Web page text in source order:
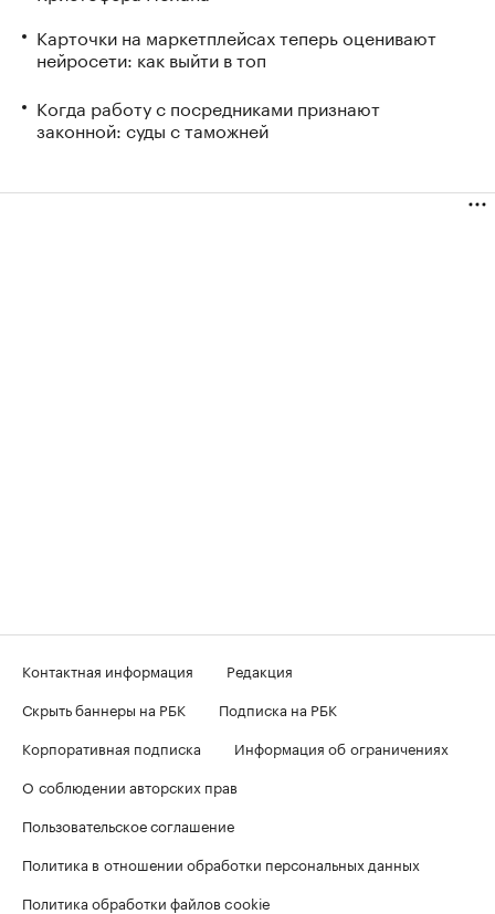
Карточки на маркетплейсах теперь оценивают
нейросети: как выйти в топ
Когда работу с посредниками признают
законной: суды с таможней
Контактная информация
Редакция
Скрыть баннеры на РБК
Подписка на РБК
Корпоративная подписка
Информация об ограничениях
О соблюдении авторских прав
Пользовательское соглашение
Политика в отношении обработки персональных данных
Политика обработки файлов cookie